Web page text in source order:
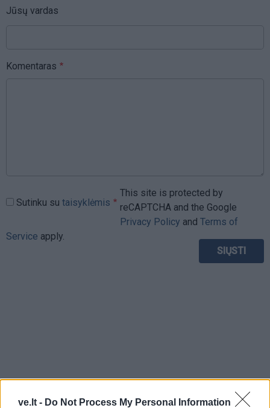
ve.lt - Do Not Process My Personal Information
Jūsų vardas
Komentaras
Sutinku su taisyklėmis
This site is protected by
reCAPTCHA and the Google
Privacy Policy and Terms of
Service apply.